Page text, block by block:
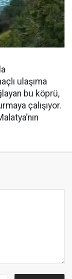
ulaşıma
bu köprü,
çalışıyor.